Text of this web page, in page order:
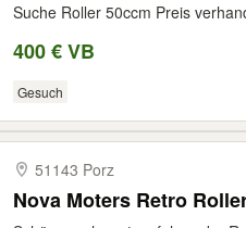
Suche Roller 50ccm Preis
400 € VB
Gesuch
51143 Porz
Nova Moters Retro